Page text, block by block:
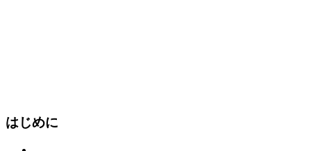
はじめに